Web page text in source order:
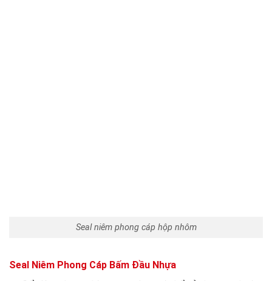
Seal niêm phong cáp hộp nhôm
Seal Niêm Phong Cáp Bấm Đầu Nhựa